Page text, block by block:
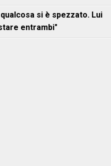
si è spezzato. Lui
entrambi"